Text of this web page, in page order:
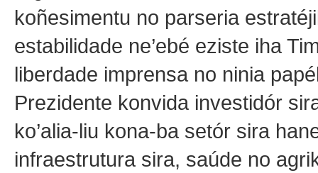
koñesimentu no parseria
estabilidade ne’ebé eziste iha
liberdade imprensa no ninia
Prezidente konvida investidór
ko’alia-liu kona-ba setór sira
infraestrutura sira, saúde no